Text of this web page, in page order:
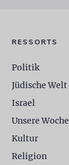
RESSORTS
Politik
Jüdische Welt
Israel
Unsere Woche
Kultur
Religion